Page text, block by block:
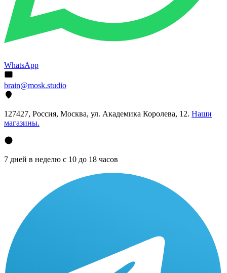
WhatsApp
brain@mosk.studio
127427, Россия, Москва, ул. Академика Королева, 12. Наши
магазины.
7 дней в неделю с 10 до 18 часов